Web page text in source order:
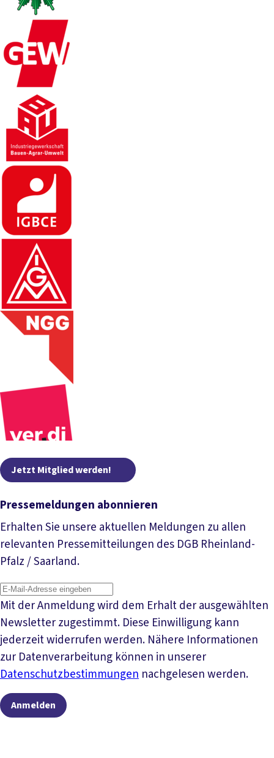
Jetzt Mitglied werden!
Pressemeldungen abonnieren
Erhalten Sie unsere aktuellen Meldungen zu allen
relevanten Pressemitteilungen des DGB Rheinland-
Pfalz / Saarland.
Mit der Anmeldung wird dem Erhalt der ausgewählten
Newsletter zugestimmt. Diese Einwilligung kann
jederzeit widerrufen werden. Nähere Informationen
zur Datenverarbeitung können in unserer
Datenschutzbestimmungen nachgelesen werden.
Anmelden